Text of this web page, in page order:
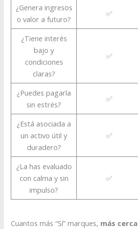
¿Genera ingresos
o valor a futuro?
✅
¿Tiene interés
bajo y
condiciones
claras?
✅
¿Puedes pagarla
sin estrés?
✅
¿Está asociada a
un activo útil y
duradero?
✅
¿La has evaluado
con calma y sin
impulso?
✅
Cuantos más “Sí” marques, más